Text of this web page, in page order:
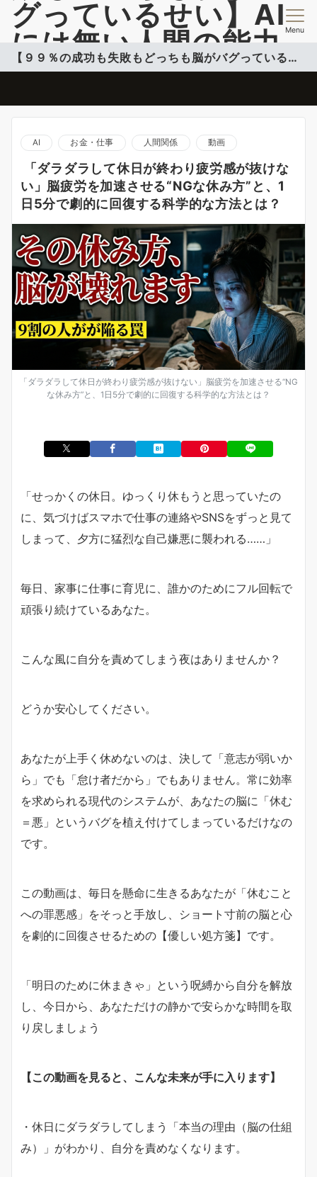
グっているせい】AI
には無い人間の能力
開発情報を提供
Menu
【９９％の成功も失敗もどっちも脳がバグっているせい】
AI お金・仕事 人間関係 動画
「ダラダラして休日が終わり疲労感が抜けな
い」脳疲労を加速させる“NGな休み方”と、1
日5分で劇的に回復する科学的な方法とは？
「ダラダラして休日が終わり疲労感が抜けない」脳疲労を加速させる“NG
な休み方”と、1日5分で劇的に回復する科学的な方法とは？
「せっかくの休日。ゆっくり休もうと思っていたの
に、気づけばスマホで仕事の連絡やSNSをずっと見て
しまって、夕方に猛烈な自己嫌悪に襲われる……」
毎日、家事に仕事に育児に、誰かのためにフル回転で
頑張り続けているあなた。
こんな風に自分を責めてしまう夜はありませんか？
どうか安心してください。
あなたが上手く休めないのは、決して「意志が弱いか
ら」でも「怠け者だから」でもありません。常に効率
を求められる現代のシステムが、あなたの脳に「休む
＝悪」というバグを植え付けてしまっているだけなの
です。
この動画は、毎日を懸命に生きるあなたが「休むこと
への罪悪感」をそっと手放し、ショート寸前の脳と心
を劇的に回復させるための【優しい処方箋】です。
「明日のために休まきゃ」という呪縛から自分を解放
し、今日から、あなただけの静かで安らかな時間を取
り戻しましょう
【この動画を見ると、こんな未来が手に入ります】
・休日にダラダラしてしまう「本当の理由（脳の仕組
み）」がわかり、自分を責めなくなります。